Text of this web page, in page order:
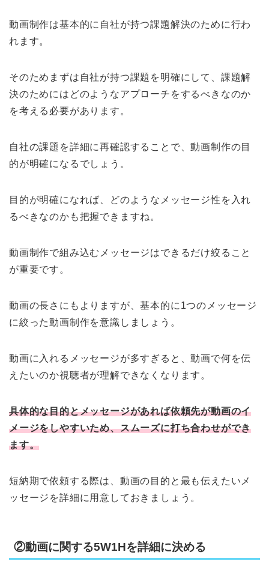
動画制作は基本的に自社が持つ課題解決のために行わ
れます。
そのためまずは自社が持つ課題を明確にして、課題解
決のためにはどのようなアプローチをするべきなのか
を考える必要があります。
自社の課題を詳細に再確認することで、動画制作の目
的が明確になるでしょう。
目的が明確になれば、どのようなメッセージ性を入れ
るべきなのかも把握できますね。
動画制作で組み込むメッセージはできるだけ絞ること
が重要です。
動画の長さにもよりますが、基本的に1つのメッセージ
に絞った動画制作を意識しましょう。
動画に入れるメッセージが多すぎると、動画で何を伝
えたいのか視聴者が理解できなくなります。
具体的な目的とメッセージがあれば依頼先が動画のイ
メージをしやすいため、スムーズに打ち合わせができ
ます。
短納期で依頼する際は、動画の目的と最も伝えたいメ
ッセージを詳細に用意しておきましょう。
②動画に関する5W1Hを詳細に決める